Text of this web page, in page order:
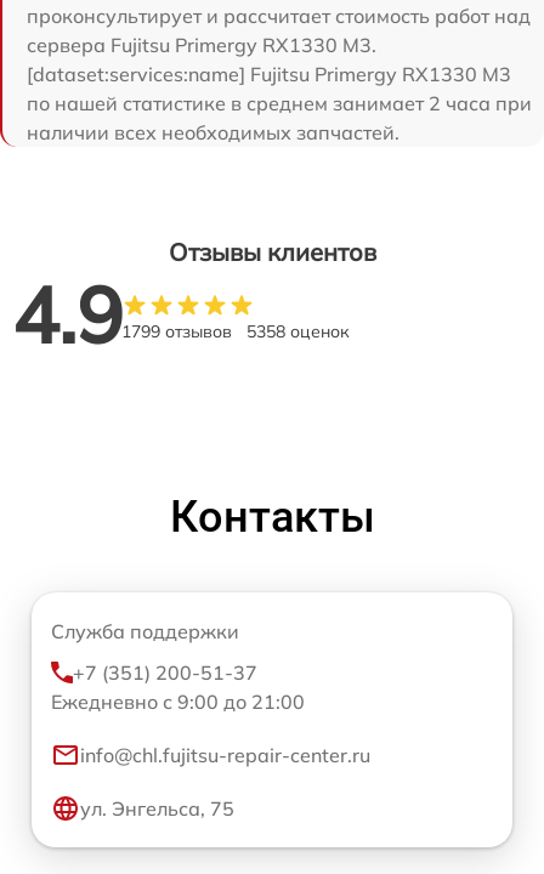
проконсультирует и рассчитает стоимость работ над
сервера Fujitsu Primergy RX1330 M3.
[dataset:services:name] Fujitsu Primergy RX1330 M3
по нашей статистике в среднем занимает 2 часа при
наличии всех необходимых запчастей.
Отзывы клиентов
4.91799 отзывов 5358 оценок
Контакты
Служба поддержки
+7 (351) 200-51-37
Ежедневно с 9:00 до 21:00
info@chl.fujitsu-repair-center.ru
ул. Энгельса, 75